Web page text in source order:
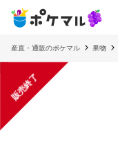
産直・通販のポケマル 果物
販売終了